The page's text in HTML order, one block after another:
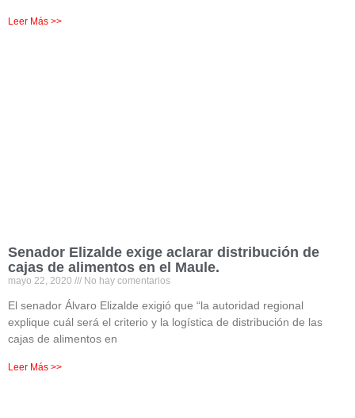
Leer Más >>
Senador Elizalde exige aclarar distribución de
cajas de alimentos en el Maule.
mayo 22, 2020 No hay comentarios
El senador Álvaro Elizalde exigió que “la autoridad regional
explique cuál será el criterio y la logística de distribución de las
cajas de alimentos en
Leer Más >>